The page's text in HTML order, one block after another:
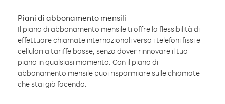
Piani di abbonamento mensili
Il piano di abbonamento mensile ti offre la flessibilità di
effettuare chiamate internazionali verso i telefoni fissi e
cellulari a tariffe basse, senza dover rinnovare il tuo
piano in qualsiasi momento. Con il piano di
abbonamento mensile puoi risparmiare sulle chiamate
che stai già facendo.